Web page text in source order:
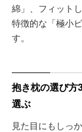
綿」、フィット
特徴的な「極小
す。
抱き枕の選び方
選ぶ
見た目にもしっ